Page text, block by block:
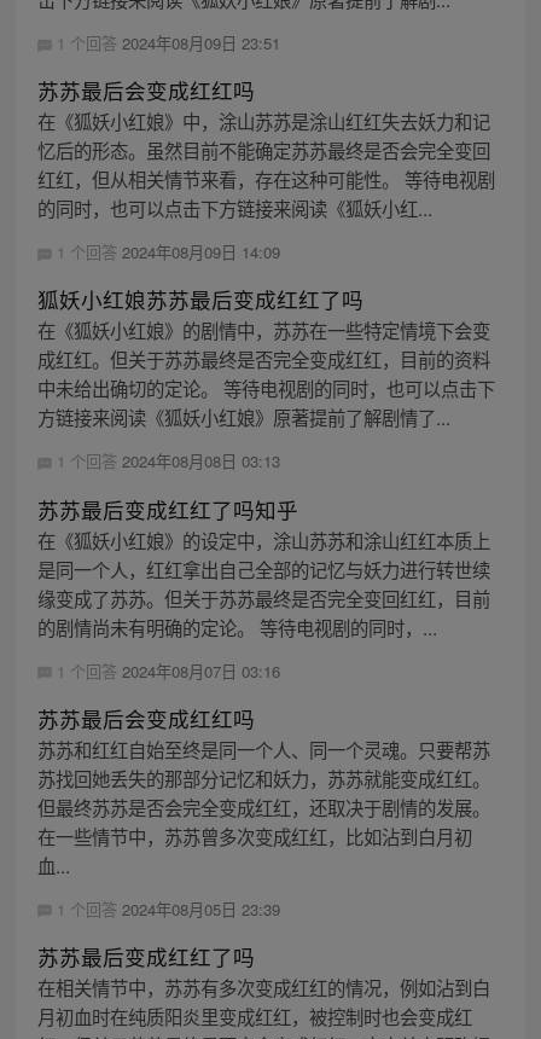
1 个回答 2024年08月09日 23:51
苏苏最后会变成红红吗
在《狐妖小红娘》中，涂山苏苏是涂山红红失去妖力和记
忆后的形态。虽然目前不能确定苏苏最终是否会完全变回
红红，但从相关情节来看，存在这种可能性。 等待电视剧
的同时，也可以点击下方链接来阅读《狐妖小红...
1 个回答 2024年08月09日 14:09
狐妖小红娘苏苏最后变成红红了吗
在《狐妖小红娘》的剧情中，苏苏在一些特定情境下会变
成红红。但关于苏苏最终是否完全变成红红，目前的资料
中未给出确切的定论。 等待电视剧的同时，也可以点击下
方链接来阅读《狐妖小红娘》原著提前了解剧情了...
1 个回答 2024年08月08日 03:13
苏苏最后变成红红了吗知乎
在《狐妖小红娘》的设定中，涂山苏苏和涂山红红本质上
是同一个人，红红拿出自己全部的记忆与妖力进行转世续
缘变成了苏苏。但关于苏苏最终是否完全变回红红，目前
的剧情尚未有明确的定论。 等待电视剧的同时，...
1 个回答 2024年08月07日 03:16
苏苏最后会变成红红吗
苏苏和红红自始至终是同一个人、同一个灵魂。只要帮苏
苏找回她丢失的那部分记忆和妖力，苏苏就能变成红红。
但最终苏苏是否会完全变成红红，还取决于剧情的发展。
在一些情节中，苏苏曾多次变成红红，比如沾到白月初
血...
1 个回答 2024年08月05日 23:39
苏苏最后变成红红了吗
在相关情节中，苏苏有多次变成红红的情况，例如沾到白
月初血时在纯质阳炎里变成红红，被控制时也会变成红